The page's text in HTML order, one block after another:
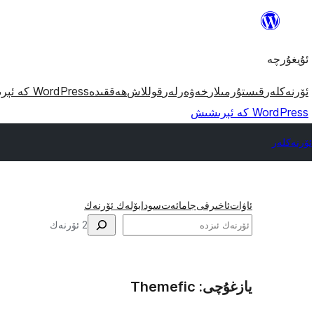
مەزمۇنغا
ئۇيغۇرچە
ئۆرنەكلەر قىستۇرمىلار خەۋەرلەر قوللاشھەققىدەWordPress كە ئېرىشىش
WordPress كە ئېرىشىش
ئۆرنەكلەر
ئاۋاتئاخىرقىجامائەتسودابۆلەك ئۆرنەك
ئىزدە 2 ئۆرنەك
يازغۇچى: Themefic